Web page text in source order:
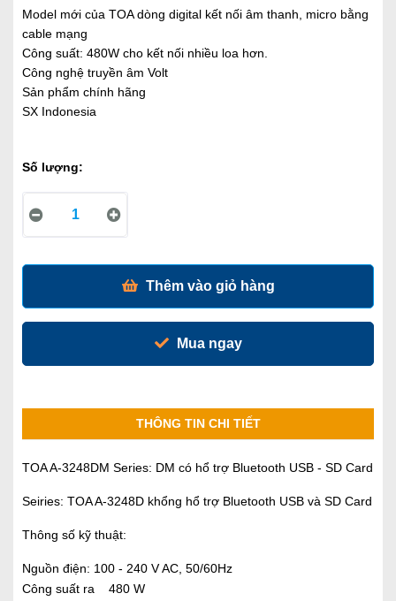
Model mới của TOA dòng digital kết nối âm thanh, micro bằng
cable mạng
Công suất: 480W cho kết nối nhiều loa hơn.
Công nghệ truyền âm Volt
Sản phẩm chính hãng
SX Indonesia
Số lượng:
Thêm vào giỏ hàng
Mua ngay
THÔNG TIN CHI TIẾT
TOA A-3248DM Series: DM có hổ trợ Bluetooth USB - SD Card
Seiries: TOA A-3248D khổng hổ trợ Bluetooth USB và SD Card
Thông số kỹ thuật:
Nguồn điện: 100 - 240 V AC, 50/60Hz
Công suất ra 480 W